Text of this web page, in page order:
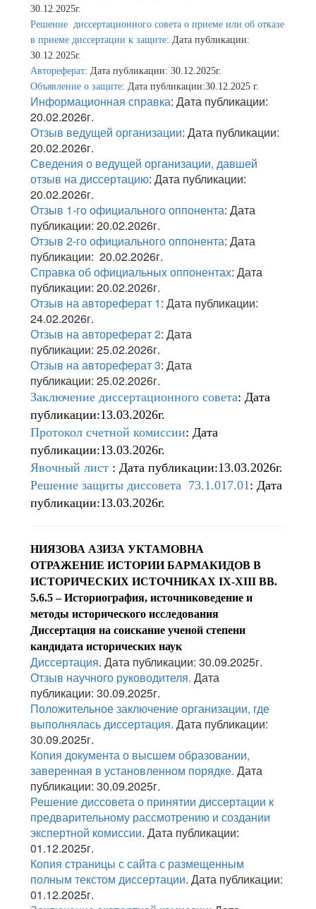
30.12.2025г.
Решение диссертационного совета о приеме или об отказе
в приеме диссертации к защите: Дата публикации:
30.12.2025г.
Автореферат: Дата публикации: 30.12.2025г.
Объявление о защите: Дата публикации:30.12.2025 г.
Информационная справка: Дата публикации:
20.02.2026г.
Отзыв ведущей организации: Дата публикации:
20.02.2026г.
Сведения о ведущей организации, давшей
отзыв на диссертацию: Дата публикации:
20.02.2026г.
Отзыв 1-го официального оппонента: Дата
публикации: 20.02.2026г.
Отзыв 2-го официального оппонента: Дата
публикации: 20.02.2026г.
Справка об официальных оппонентах: Дата
публикации: 20.02.2026г.
Отзыв на автореферат 1: Дата публикации:
24.02.2026г.
Отзыв на автореферат 2: Дата
публикации: 25.02.2026г.
Отзыв на автореферат 3: Дата
публикации: 25.02.2026г.
Заключение диссертационного совета: Дата
публикации:13.03.2026г.
Протокол счетной комиссии: Дата
публикации:13.03.2026г.
Явочный лист : Дата публикации:13.03.2026г.
Решение защиты диссовета 73.1.017.01: Дата
публикации:13.03.2026г.
НИЯЗОВА АЗИЗА УКТАМОВНА
ОТРАЖЕНИЕ ИСТОРИИ БАРМАКИДОВ В
ИСТОРИЧЕСКИХ ИСТОЧНИКАХ IX-XIII ВВ.
5.6.5 – Историография, источниковедение и
методы исторического исследования
Диссертация на соискание ученой степени
кандидата исторических наук
Диссертация. Дата публикации: 30.09.2025г.
Отзыв научного руководителя.Дата
публикации: 30.09.2025г.
Положительное заключение организации, где
выполнялась диссертация. Дата публикации:
30.09.2025г.
Копия документа о высшем образовании,
заверенная в установленном порядке. Дата
публикации: 30.09.2025г.
Решение диссовета о принятии диссертации к
предварительному рассмотрению и создании
экспертной комиссии. Дата публикации:
01.12.2025г.
Копия страницы с сайта с размещенным
полным текстом диссертации. Дата публикации:
01.12.2025г.